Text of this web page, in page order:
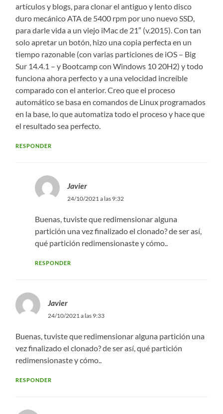
artículos y blogs, para clonar el antiguo y lento disco
duro mecánico ATA de 5400 rpm por uno nuevo SSD,
para darle vida a un viejo iMac de 21″ (v.2015). Con tan
solo apretar un botón, hizo una copia perfecta en un
tiempo razonable (con varias particiones de iOS – Big
Sur 14.4.1 – y Bootcamp con Windows 10 20H2) y todo
funciona ahora perfecto y a una velocidad increíble
comparado con el anterior. Creo que el proceso
automático se basa en comandos de Linux programados
en la base, lo que automatiza todo el proceso y hace que
el resultado sea perfecto.
RESPONDER
Javier
24/10/2021 a las 9:32
Buenas, tuviste que redimensionar alguna
partición una vez finalizado el clonado? de ser así,
qué partición redimensionaste y cómo..
RESPONDER
Javier
24/10/2021 a las 9:33
Buenas, tuviste que redimensionar alguna partición una
vez finalizado el clonado? de ser así, qué partición
redimensionaste y cómo..
RESPONDER